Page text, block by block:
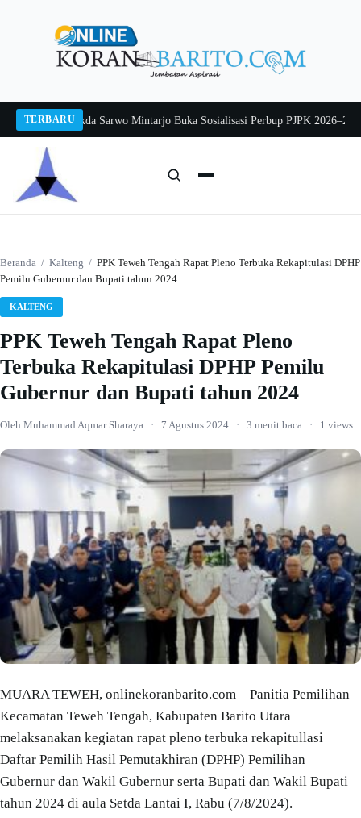
TERBARU
2026Pj Sekda Sarwo Mintarjo Buka Sosialisasi Perbup PJPK 2026–2030
Beranda / Kalteng / PPK Teweh Tengah Rapat Pleno Terbuka Rekapitulasi DPHP
Pemilu Gubernur dan Bupati tahun 2024
KALTENG
PPK Teweh Tengah Rapat Pleno
Terbuka Rekapitulasi DPHP Pemilu
Gubernur dan Bupati tahun 2024
Oleh Muhammad Aqmar Sharaya · 7 Agustus 2024 · 3 menit baca · 1 views
MUARA TEWEH, onlinekoranbarito.com – Panitia Pemilihan
Kecamatan Teweh Tengah, Kabupaten Barito Utara
melaksanakan kegiatan rapat pleno terbuka rekapitullasi
Daftar Pemilih Hasil Pemutakhiran (DPHP) Pemilihan
Gubernur dan Wakil Gubernur serta Bupati dan Wakil Bupati
tahun 2024 di aula Setda Lantai I, Rabu (7/8/2024).